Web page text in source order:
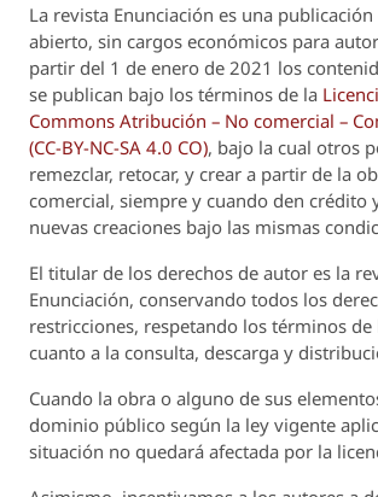
La revista Enunciación es una publicación
abierto, sin cargos económicos para
partir del 1 de enero de 2021 los
se publican bajo los términos de la
Commons Atribución – No comercial –
(CC-BY-NC-SA 4.0 CO), bajo la cual otros
remezclar, retocar, y crear a partir de la
comercial, siempre y cuando den crédito
nuevas creaciones bajo las mismas
El titular de los derechos de autor es la
Enunciación, conservando todos los
restricciones, respetando los términos de
cuanto a la consulta, descarga y
Cuando la obra o alguno de sus
dominio público según la ley vigente
situación no quedará afectada por la